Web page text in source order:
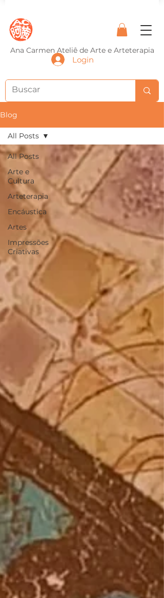
Ana Carmen Ateliê de Arte e Arteterapia
Login
Blog
All Posts
Arte e
Cultura
Arteterapia
Encáustica
Artes
Impressões
Criativas
All Posts